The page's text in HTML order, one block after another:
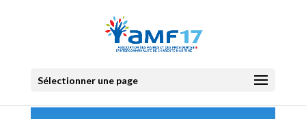
Sélectionner une page